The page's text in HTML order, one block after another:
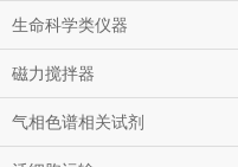
生命科学类仪器
磁力搅拌器
气相色谱相关试剂